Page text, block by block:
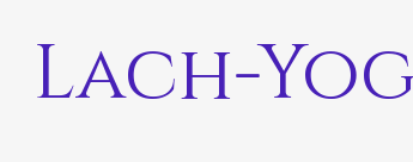
Lach-